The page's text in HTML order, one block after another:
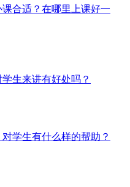
合适？在哪里上课好一
生来讲有好处吗？
学生有什么样的帮助？